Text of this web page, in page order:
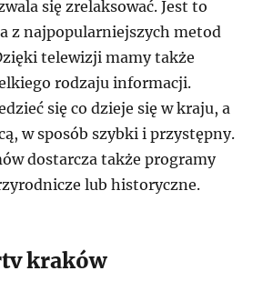
się zrelaksować. Jest to
z najpopularniejszych metod
telewizji mamy także
rodzaju informacji.
się co dzieje się w kraju, a
w sposób szybki i przystępny.
dostarcza także programy
lub historyczne.
kraków